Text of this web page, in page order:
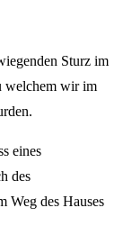
Sturz im
welchem wir im
eines
des
Weg des Hauses